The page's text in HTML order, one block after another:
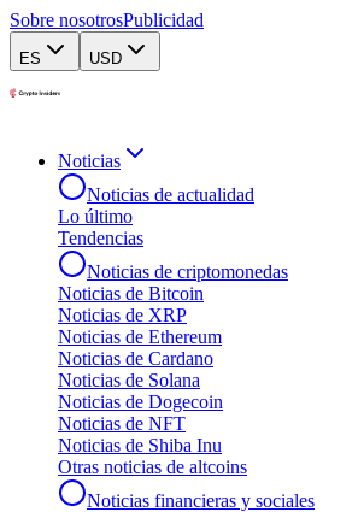
Sobre nosotrosPublicidad
ES USD
Noticias
Noticias de actualidad
Lo último
Tendencias
Noticias de criptomonedas
Noticias de Bitcoin
Noticias de XRP
Noticias de Ethereum
Noticias de Cardano
Noticias de Solana
Noticias de Dogecoin
Noticias de NFT
Noticias de Shiba Inu
Otras noticias de altcoins
Noticias financieras y sociales